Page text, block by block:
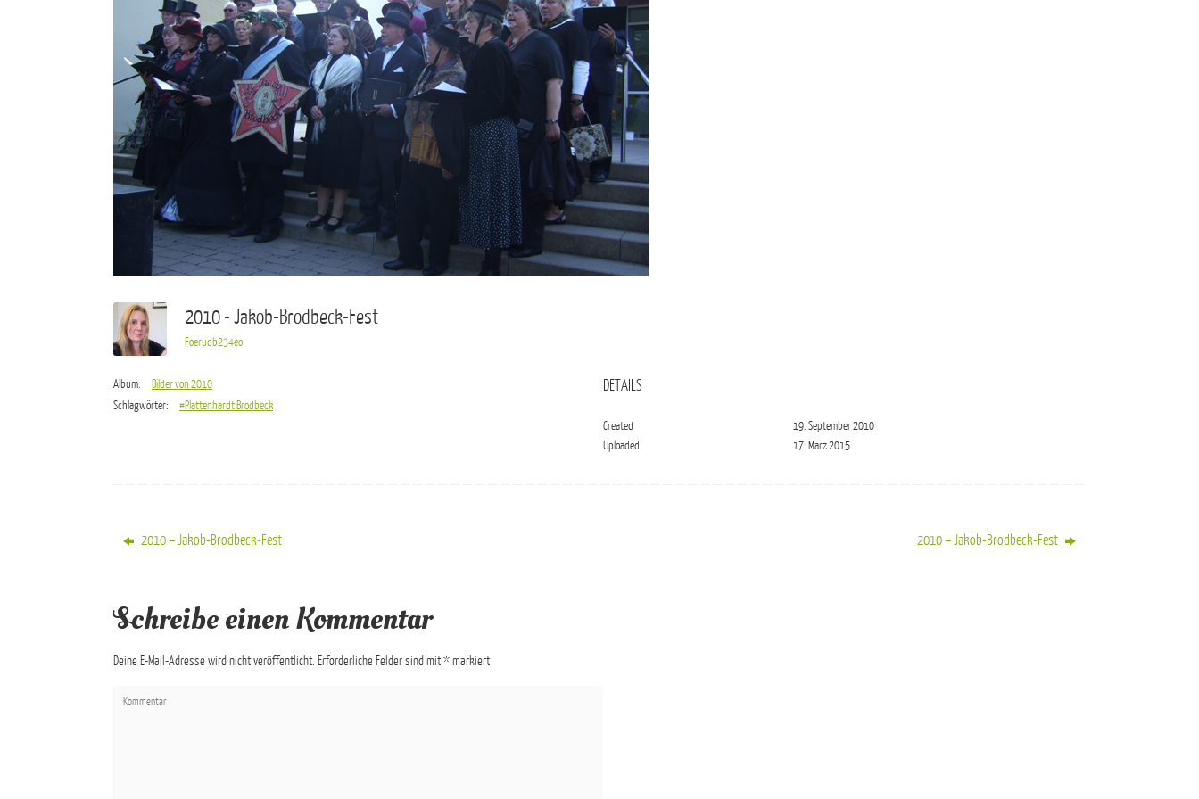
2010 - Jakob-Brodbeck-Fest
Foerudb234eo
Album:
Bilder von 2010
Schlagwörter:
#Plattenhardt Brodbeck
DETAILS
Created
19. September 2010
Uploaded
17. März 2015
2010 – Jakob-Brodbeck-Fest 2010 – Jakob-Brodbeck-Fest
Schreibe einen Kommentar
Deine E-Mail-Adresse wird nicht veröffentlicht. Erforderliche Felder sind mit*markiert